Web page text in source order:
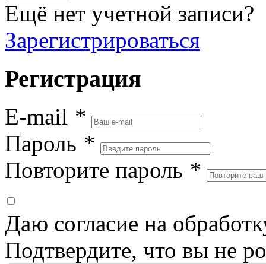
Ещё нет учетной записи?
Зарегистрироваться
Регистрация
E-mail *
Пароль *
Повторите пароль *
Даю согласие на
Подтвердите, что вы не